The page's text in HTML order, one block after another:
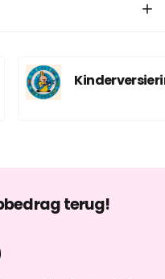
terug!